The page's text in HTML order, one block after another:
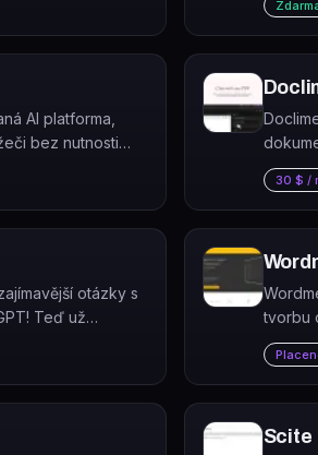
výzkumných
AI platforma,
bez nutnosti
na server.
a
30 $ /
otázky s
Teď už
zadat svou
odpověď. A to
tvorbu
jazyka
Scite